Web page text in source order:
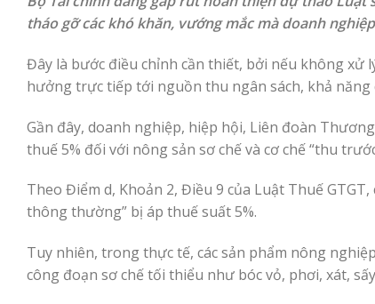
tháo gỡ các khó khăn, vướng mắc mà doanh
Đây là bước điều chỉnh cần thiết, bởi nếu không
hưởng trực tiếp tới nguồn thu ngân sách, khả năng
Gần đây, doanh nghiệp, hiệp hội, Liên đoàn
thuế 5% đối với nông sản sơ chế và cơ chế “thu
Theo Điểm d, Khoản 2, Điều 9 của Luật Thuế
thông thường” bị áp thuế suất 5%.
Tuy nhiên, trong thực tế, các sản phẩm nông
công đoạn sơ chế tối thiểu như bóc vỏ, phơi, xát,